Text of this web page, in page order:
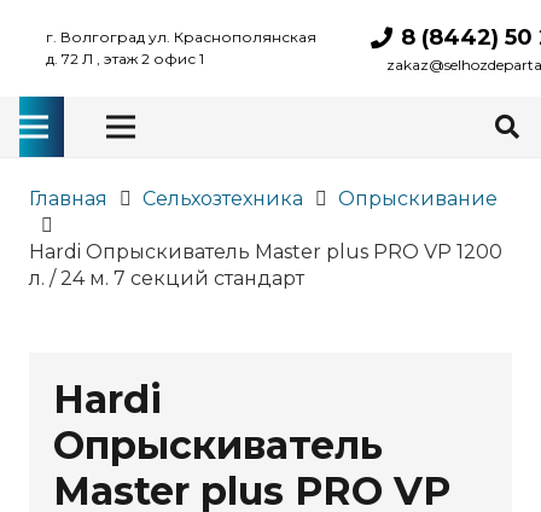
г. Волгоград ул. Краснополянская
д. 72 Л , этаж 2 офис 1
8 (8442) 50
Главная Сельхозтехника Опрыскивание
Hardi Опрыскиватель Master plus PRO VP 1200
л. / 24 м. 7 секций стандарт
Hardi
Опрыскиватель
Master plus PRO VP